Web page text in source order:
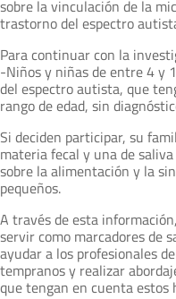
sobre la vinculación de la
trastorno del espectro
Para continuar con la
-Niños y niñas de entre 4 y
del espectro autista, que
rango de edad, sin
Si deciden participar, su
materia fecal y una de
sobre la alimentación y la
pequeños.
A través de esta
servir como marcadores de
ayudar a los profesionales
tempranos y realizar
que tengan en cuenta estos